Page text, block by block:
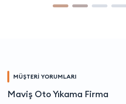
MÜŞTERİ YORUMLARI
Maviş Oto Yıkama Firma